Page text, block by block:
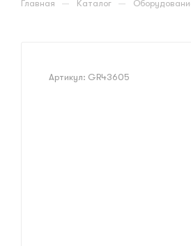
Главная — Каталог —
Артикул: GR43605